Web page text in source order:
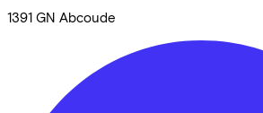
1391 GN Abcoude